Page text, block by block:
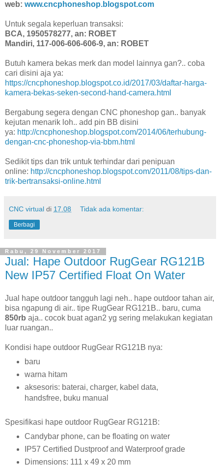
web: www.cncphoneshop.blogspot.com
Untuk segala keperluan transaksi:
BCA, 1950578277, an: ROBET
Mandiri, 117-006-606-606-9, an: ROBET
Butuh kamera bekas merk dan model lainnya gan?.. coba
cari disini aja ya:
https://cncphoneshop.blogspot.co.id/2017/03/daftar-harga-
kamera-bekas-seken-second-hand-camera.html
Bergabung segera dengan CNC phoneshop gan.. banyak
kejutan menarik loh.. add pin BB disini
ya: http://cncphoneshop.blogspot.com/2014/06/terhubung-
dengan-cnc-phoneshop-via-bbm.html
Sedikit tips dan trik untuk terhindar dari penipuan
online: http://cncphoneshop.blogspot.com/2011/08/tips-dan-
trik-bertransaksi-online.html
CNC virtual di 17.08 Tidak ada komentar:
Berbagi
Rabu, 29 November 2017
Jual: Hape Outdoor RugGear RG121B
New IP57 Certified Float On Water
Jual hape outdoor tangguh lagi neh.. hape outdoor tahan air,
bisa ngapung di air.. tipe RugGear RG121B.. baru, cuma
850rb aja.. cocok buat agan2 yg sering melakukan kegiatan
luar ruangan..
Kondisi hape outdoor RugGear RG121B nya:
baru
warna hitam
aksesoris: baterai, charger, kabel data,
handsfree, buku manual
Spesifikasi hape outdoor RugGear RG121B:
Candybar phone, can be floating on water
IP57 Certified Dustproof and Waterproof grade
Dimensions: 111 x 49 x 20 mm